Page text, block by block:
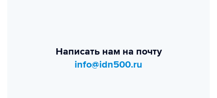
Написать нам на почту
info@idn500.ru